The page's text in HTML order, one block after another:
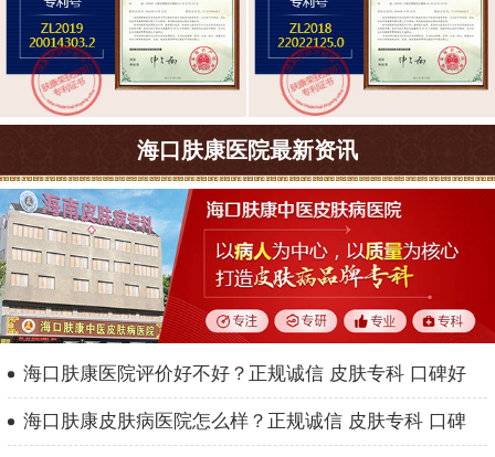
海口肤康医院最新资讯
海口肤康医院评价好不好？正规诚信 皮肤专科 口碑好
海口肤康皮肤病医院怎么样？正规诚信 皮肤专科 口碑